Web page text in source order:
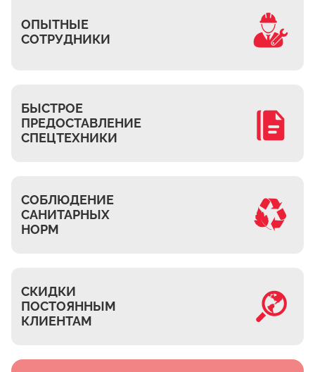
Михнево
Верхнее Мячково
Лыткарино
ОПЫТНЫЕ
СОТРУДНИКИ
БЫСТРОЕ
ПРЕДОСТАВЛЕНИЕ
СПЕЦТЕХНИКИ
СОБЛЮДЕНИЕ
САНИТАРНЫХ
НОРМ
СКИДКИ
ПОСТОЯННЫМ
КЛИЕНТАМ